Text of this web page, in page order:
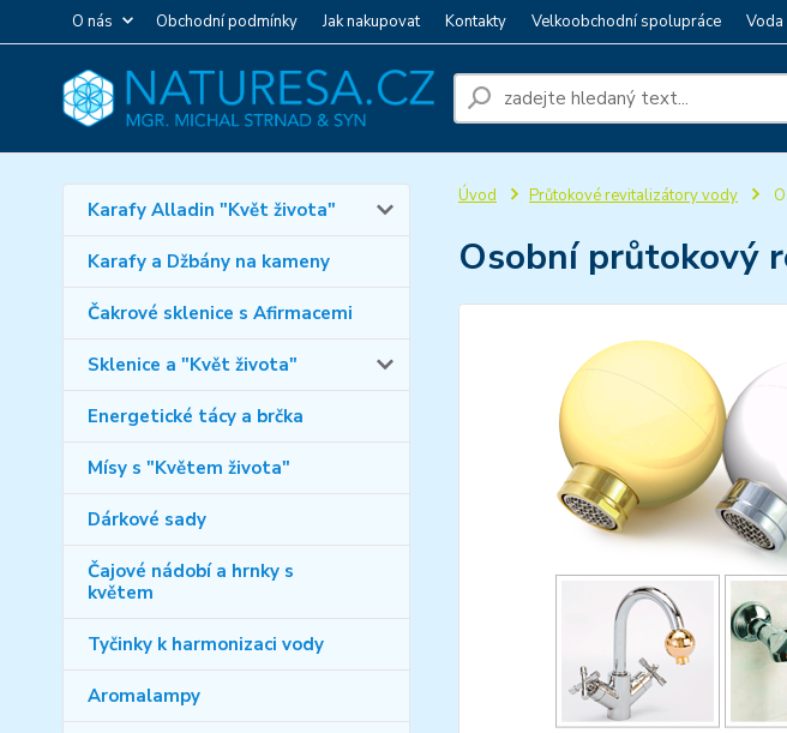
O nás Obchodní podmínky Jak nakupovat Kontakty Velkoobchodní spolupráce
Karafy Alladin "Květ života"
Karafy a Džbány na kameny
Čakrové sklenice s Afirmacemi
Sklenice a "Květ života"
Energetické tácy a brčka
Mísy s "Květem života"
Dárkové sady
Čajové nádobí a hrnky s
květem
Tyčinky k harmonizaci vody
Aromalampy
Úvod Průtokové revitalizátory vody
Osobní průtokový